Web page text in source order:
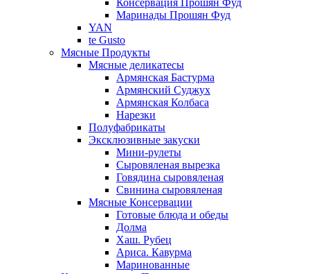
Консервация Прошян Фуд
Маринады Прошян Фуд
YAN
te Gusto
Мясные Продукты
Мясные деликатесы
Армянская Бастурма
Армянский Суджух
Армянская Колбаса
Нарезки
Полуфабрикаты
Эксклюзивные закуски
Мини-рулеты
Сыровяленая вырезка
Говядина сыровяленая
Свинина сыровяленая
Мясные Консервации
Готовые блюда и обеды
Долма
Хаш. Рубец
Ариса. Кавурма
Маринованные